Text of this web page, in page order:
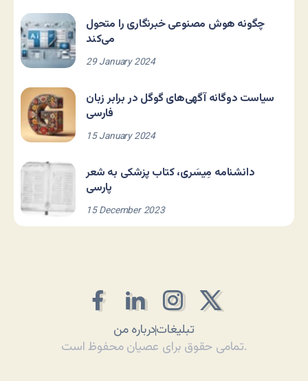
چگونه هوش مصنوعی خبرنگاری را متحول
می‌کند
29 January 2024
سیاست دوگانه آگهی‌های گوگل در برابر زبان
فارسی
15 January 2024
دانشنامه مِیسَری، کتاب پزشکی به شعر
پارسی
15 December 2023
درباره منتبلیغات
تمامی حقوق برای عصیان محفوظ است.